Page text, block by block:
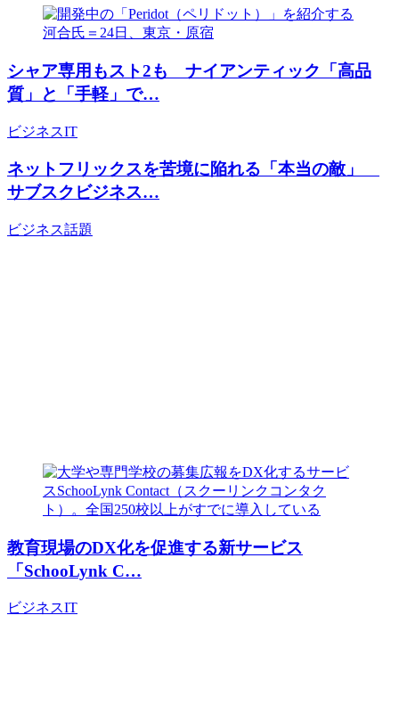
シャア専用もスト2も ナイアンティック「高品
質」と「手軽」で…
ビジネスIT
ネットフリックスを苦境に陥れる「本当の敵」
サブスクビジネス…
ビジネス話題
教育現場のDX化を促進する新サービス
「SchooLynk C…
ビジネスIT